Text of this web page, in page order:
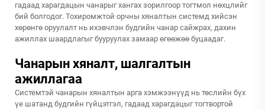
гадаад харагдацын чанарыг хангах зорилгоор тогтмол нөхцлийг
бий болгодог. Тохиромжтой орчны хяналтын системд хийсэн
хөрөнгө оруулалт нь ихэвчлэн будгийн чанар сайжрах, дахин
ажиллах шаардлагыг бууруулах замаар өгөөжөө буцаадаг.
Чанарын хяналт, шалгалтын
ажиллагаа
Системтэй чанарын хяналтын арга хэмжээнүүд нь төслийн бүх
үе шатанд будгийн гүйцэтгэл, гадаад харагдацыг тогтвортой